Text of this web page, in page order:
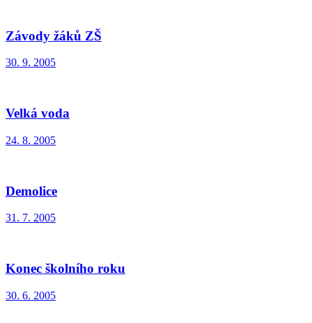
Závody žáků ZŠ
30. 9. 2005
Velká voda
24. 8. 2005
Demolice
31. 7. 2005
Konec školního roku
30. 6. 2005